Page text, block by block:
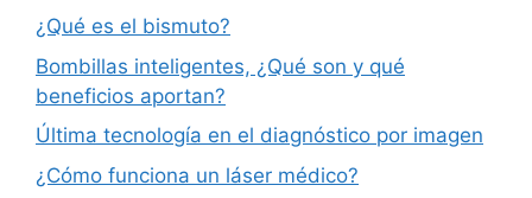
¿Qué es el bismuto?
Bombillas inteligentes, ¿Qué son y qué
beneficios aportan?
Última tecnología en el diagnóstico por imagen
¿Cómo funciona un láser médico?